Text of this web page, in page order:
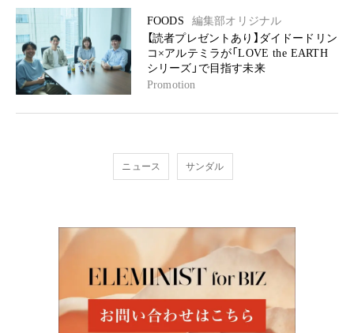
FOODS
編集部オリジナル
【読者プレゼントあり】ダイドードリン
コ×アルテミラが「LOVE the EARTH
シリーズ」で目指す未来
Promotion
ニュース サンダル